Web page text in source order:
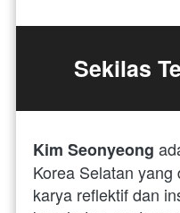
Sekilas
Kim Seonyeong
Korea Selatan
karya reflektif dan